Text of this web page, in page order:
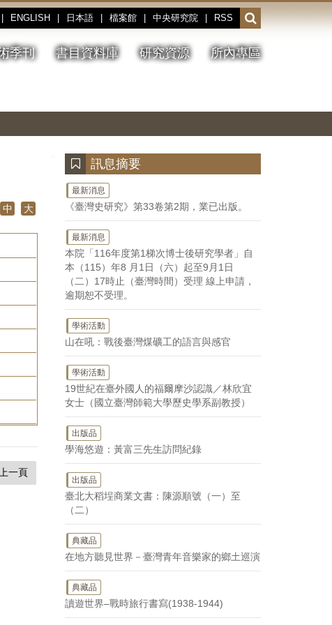
ENGLISH 日本語 檔案館 中央研究院 RSS
開
啟
或
收
季刊 書目資料庫 研究資源 所內專區
停、
圖
圖
結
中 大
一頁
訊息摘要
最新消息
《臺灣史研究》第33卷第2期，業已出版。
最新消息
本院「116年度第1梯次博士後研究學者」自
本（115）年8 月1日（六）起至9月1日
（二）17時止（臺灣時間）受理 線上申請，
逾期恕不受理。
學術活動
山在吼：戰後臺灣煤礦工的語言與感官
學術活動
19世紀在臺外國人的福爾摩沙認識／林欣宜
女士（國立臺灣師範大學歷史學系副教授）
出版品
學海悠遊：黃富三先生訪問紀錄
出版品
臺北大稻埕商業文書：陳源順號（一）至
（二）
典藏品
在地方聽見世界－臺灣青年音樂家的鄉土巡演
典藏品
讀遊世界–戰時旅行書寫(1938-1944)